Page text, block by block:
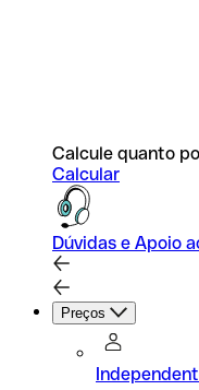
Calcule quanto
Calcular
Dúvidas e Apoio
Preços